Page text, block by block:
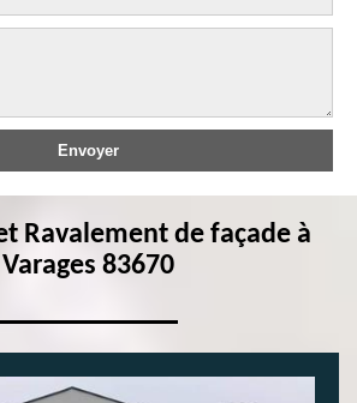
Ravalement de façade à
Varages 83670